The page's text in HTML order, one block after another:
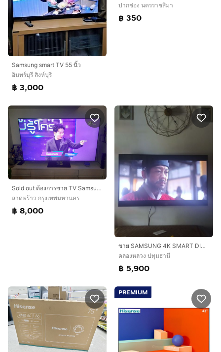
Samsung smart TV 55 นิ้ว
อินทร์บุรี สิงห์บุรี
฿ 3,000
ปากช่อง นครราชสีมา
฿ 350
Sold out ต้องการขาย TV Samsung 55 นิ้ว รุ่น Q80BA (QA55Q80BAKXXT) 4K QLED smart TV
ลาดพร้าว กรุงเทพมหานคร
฿ 8,000
ขาย SAMSUNG 4K SMART DIGITAL TV. 50" สภาพใหม่เอี่ยม สุดถูก
คลองหลวง ปทุมธานี
฿ 5,900
PREMIUM